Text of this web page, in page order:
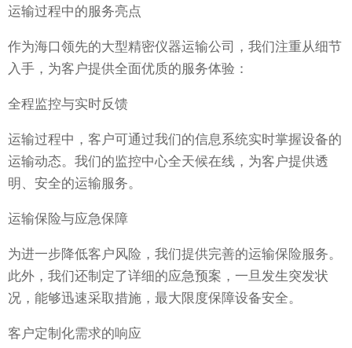
运输过程中的服务亮点
作为海口领先的大型精密仪器运输公司，我们注重从细节
入手，为客户提供全面优质的服务体验：
全程监控与实时反馈
运输过程中，客户可通过我们的信息系统实时掌握设备的
运输动态。我们的监控中心全天候在线，为客户提供透
明、安全的运输服务。
运输保险与应急保障
为进一步降低客户风险，我们提供完善的运输保险服务。
此外，我们还制定了详细的应急预案，一旦发生突发状
况，能够迅速采取措施，最大限度保障设备安全。
客户定制化需求的响应